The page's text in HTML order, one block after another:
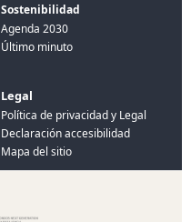
Sostenibilidad
Agenda 2030
Último minuto
Legal
Política de privacidad y Legal
Declaración accesibilidad
Mapa del sitio